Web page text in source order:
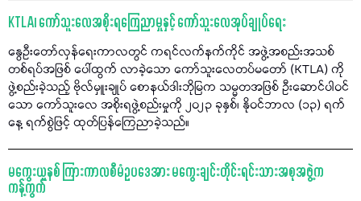
KTLA၊ ကော်သူးလေအစိုးရကြေညာမှုနှင့် ကော်သူးလေအုပ်ချုပ်ရေး
နွေဦးတော်လှန်ရေးကာလတွင် ကရင်လက်နက်ကိုင် အဖွဲ့အစည်းအသစ်
တစ်ရပ်အဖြစ် ပေါ်ထွက် လာခဲ့သော ကော်သူးလေတပ်မတော် (KTLA) ကို
ဖွဲ့စည်းခဲ့သည့် ဗိုလ်မှူးချုပ် စောနယ်ဒါးဘိုမြက သမ္မတအဖြစ် ဦးဆောင်ပါဝင်
သော ကော်သူးလေ အစိုးရဖွဲ့စည်းမှုကို ၂၀၂၃ ခုနှစ်၊ နိုဝင်ဘာလ (၁၃) ရက်
နေ့ ရက်စွဲဖြင့် ထုတ်ပြန်ကြေညာခဲ့သည်။
မကွေးယူနစ် ကြားကာလစီမံဥပဒေအား မကွေးချင်းတိုင်းရင်းသားအစုအဖွဲ့က
ကန့်ကွက်